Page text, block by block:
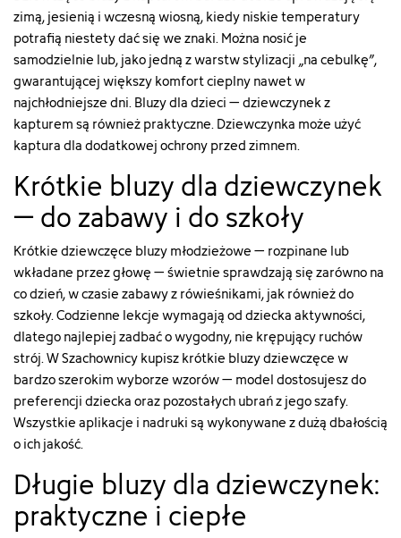
string(7)
"#000000"
}
string(7)
"#669919"
}
string(7)
"#9966FF"
}
string(7)
"#FFB38A"
}
"color"
["html_color_code"]=>
string(7)
"#eec3ff"
}
"#000000"
}
"#9966FF"
}
"#FFB38A"
zimą, jesienią i wczesną wiosną, kiedy niskie temperatury
potrafią niestety dać się we znaki. Można nosić je
samodzielnie lub, jako jedną z warstw stylizacji „na cebulkę”,
gwarantującej większy komfort cieplny nawet w
najchłodniejsze dni. Bluzy dla dzieci – dziewczynek z
kapturem są również praktyczne. Dziewczynka może użyć
kaptura dla dodatkowej ochrony przed zimnem.
Krótkie bluzy dla dziewczynek
– do zabawy i do szkoły
Krótkie dziewczęce bluzy młodzieżowe – rozpinane lub
wkładane przez głowę – świetnie sprawdzają się zarówno na
co dzień, w czasie zabawy z rówieśnikami, jak również do
szkoły. Codzienne lekcje wymagają od dziecka aktywności,
dlatego najlepiej zadbać o wygodny, nie krępujący ruchów
strój. W Szachownicy kupisz krótkie bluzy dziewczęce w
bardzo szerokim wyborze wzorów – model dostosujesz do
preferencji dziecka oraz pozostałych ubrań z jego szafy.
Wszystkie aplikacje i nadruki są wykonywane z dużą dbałością
o ich jakość.
Długie bluzy dla dziewczynek:
praktyczne i ciepłe